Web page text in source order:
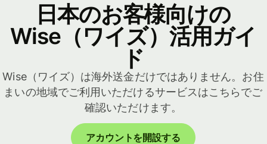
日本のお客様向けの
Wise（ワイズ）活用ガイ
ド
Wise（ワイズ）は海外送金だけではありません。お住
まいの地域でご利用いただけるサービスはこちらでご
確認いただけます。
アカウントを開設する